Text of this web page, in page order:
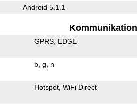
Android 5.1.1
Kommunikation
GPRS EDGE
b g n
Hotspot WiFi Direct